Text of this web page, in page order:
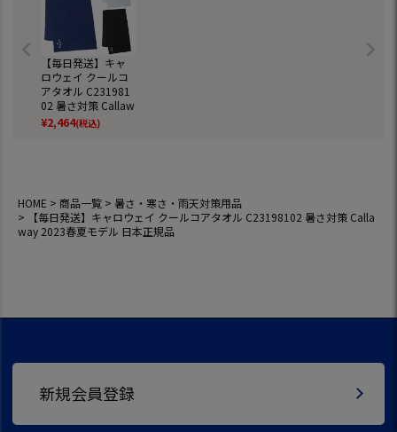
【毎日発送】キャ
ロウェイ クールコ
アタオル C231981
02 暑さ対策 Callaw
ay 2023春夏モデル
日本正規品
¥2,464(税込)
HOME 商品一覧
暑さ・寒さ・雨天対策用品
【毎日発送】キャロウェイ クールコアタオル C23198102 暑さ対策 Calla
way 2023春夏モデル 日本正規品
新規会員登録